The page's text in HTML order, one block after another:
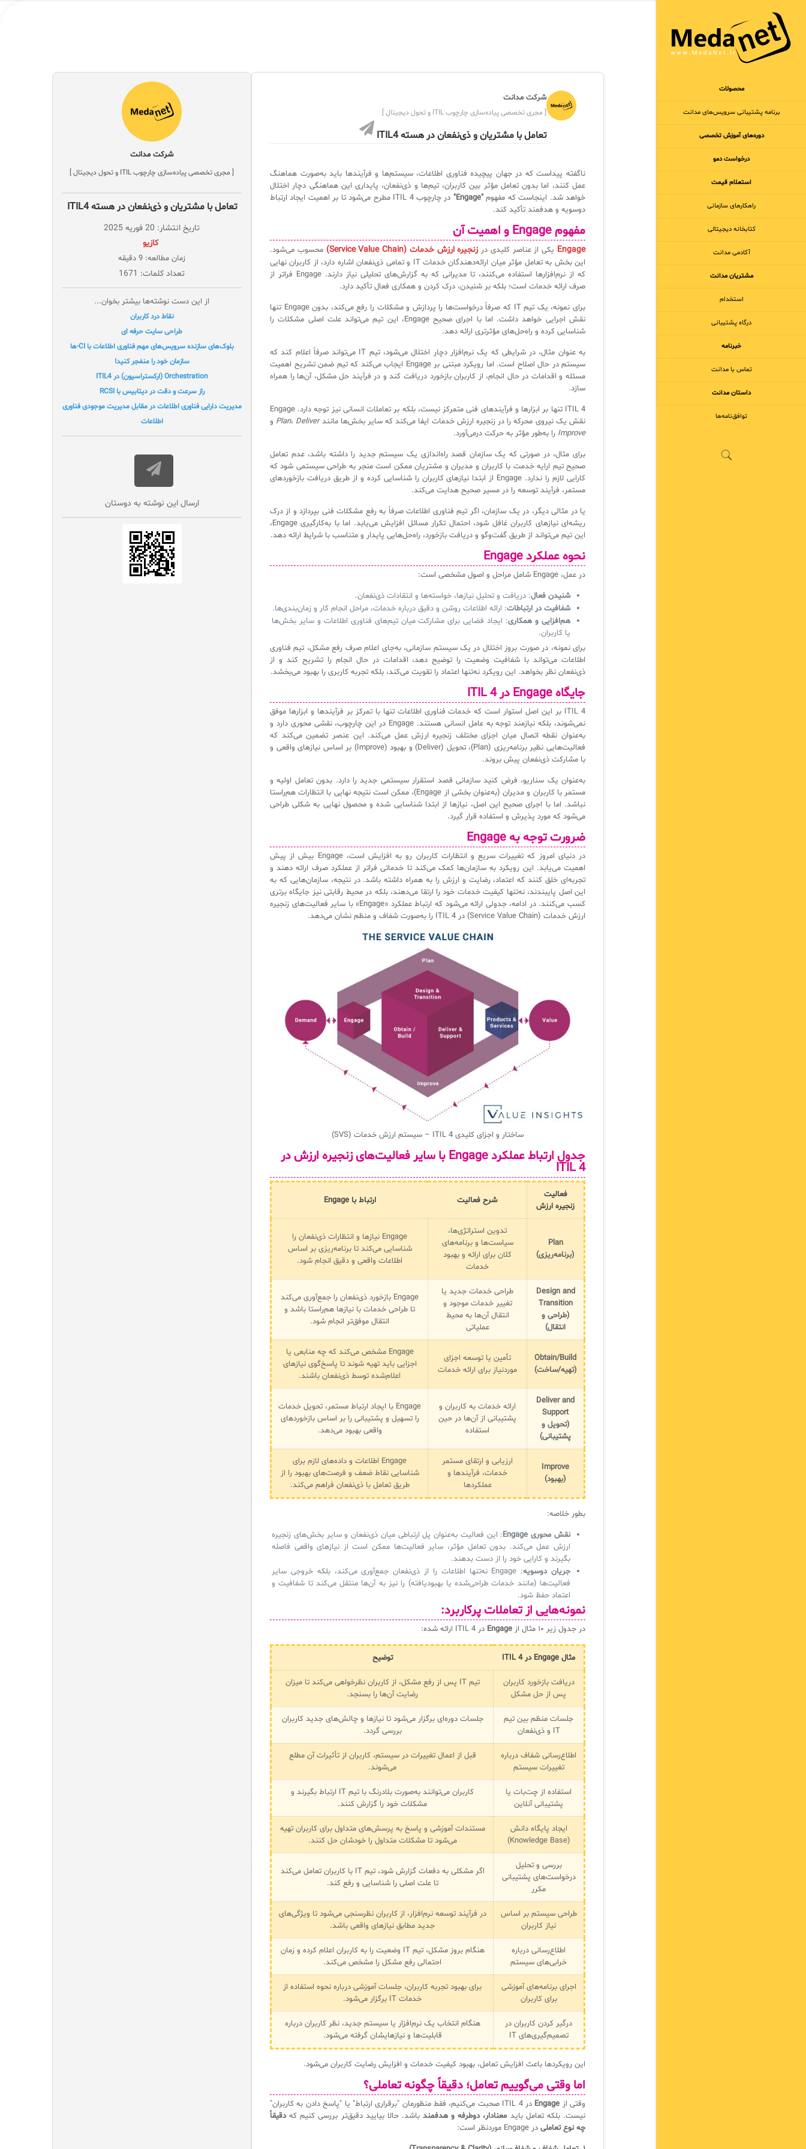
محصولات
برنامه‌ پشتیبانی سرویس‌های مدانت
دوره‌های آموزش تخصصی
درخواست دمو
استعلام قیمت
راهکارهای سازمانی
کتابخانه دیجیتالی
آکادمی مدانت
مشتریان مدانت
استخدام
درگاه پشتیبانی
خبرنامه
تماس با مدانت
داستان مدانت
توافق‌نامه‌ها
شرکت مدانت
[ مجری تخصصی پیاده‌سازی چارچوب ITIL و تحول دیجیتال ]
تعامل با مشتریان و ذی‌نفعان در هسته‌ ITIL4
ناگفته پیداست که در جهان پیچیده فناوری اطلاعات، سیستم‌ها و فرآیندها باید به‌صورت هماهنگ
عمل کنند، اما بدون تعامل مؤثر بین کاربران، تیم‌ها و ذی‌نفعان، پایداری این هماهنگی دچار اختلال
خواهد شد. اینجاست که مفهوم"Engage"
در چارچوب ITIL 4 مطرح می‌شود تا بر اهمیت ایجاد ارتباط
دوسویه و هدفمند تأکید کند.
مفهوم Engage و اهمیت آن
Engage یکی از عناصر کلیدی در زنجیره ارزش خدمات (Service Value Chain)
محسوب می‌شود.
این بخش به تعامل مؤثر میان ارائه‌دهندگان خدمات IT و تمامی ذی‌نفعان اشاره دارد، از کاربران نهایی
که از نرم‌افزارها استفاده می‌کنند، تا مدیرانی که به گزارش‌های تحلیلی نیاز دارند. Engage فراتر از
صرف ارائه خدمات است؛ بلکه بر شنیدن، درک کردن و همکاری فعال تأکید دارد.
برای نمونه، یک تیم IT که صرفاً درخواست‌ها را پردازش و مشکلات را رفع می‌کند، بدون Engage تنها
نقش اجرایی خواهد داشت. اما با اجرای صحیح Engage، این تیم می‌تواند علت اصلی مشکلات را
شناسایی کرده و راه‌حل‌های مؤثرتری ارائه دهد.
به عنوان مثال، در شرایطی که یک نرم‌افزار دچار اختلال می‌شود، تیم IT می‌تواند صرفاً اعلام کند که
سیستم در حال اصلاح است. اما رویکرد مبتنی بر Engage ایجاب می‌کند که تیم ضمن تشریح اهمیت
مسئله و اقدامات در حال انجام، از کاربران بازخورد دریافت کند و در فرآیند حل مشکل، آن‌ها را همراه
سازد.
ITIL 4 تنها بر ابزارها و فرآیندهای فنی متمرکز نیست، بلکه بر تعاملات انسانی نیز توجه دارد. Engage
نقش یک نیروی محرکه را در زنجیره ارزش خدمات ایفا می‌کند که سایر بخش‌ها مانند
Plan، Deliver
و
Improve را به‌طور مؤثر به حرکت درمی‌آورد.
برای مثال، در صورتی که یک سازمان قصد راه‌اندازی یک سیستم جدید را داشته باشد، عدم تعامل
صحیح تیم ارایه خدمت با کاربران و مدیران و مشتریان ممکن است منجر به طراحی سیستمی شود که
کارایی لازم را ندارد. Engage از ابتدا نیازهای کاربران را شناسایی کرده و از طریق دریافت بازخوردهای
مستمر، فرآیند توسعه را در مسیر صحیح هدایت می‌کند.
یا در مثالی دیگر، در یک سازمان، اگر تیم فناوری اطلاعات صرفاً به رفع مشکلات فنی بپردازد و از درک
ریشه‌ای نیازهای کاربران غافل شود، احتمال تکرار مسائل افزایش می‌یابد. اما با به‌کارگیری Engage،
این تیم می‌تواند از طریق گفت‌وگو و دریافت بازخورد، راه‌حل‌هایی پایدار و متناسب با شرایط ارائه دهد.
نحوه عملکرد Engage
در عمل، Engage شامل مراحل و اصول مشخصی است:
شنیدن فعال: دریافت و تحلیل نیازها، خواسته‌ها و انتقادات ذی‌نفعان.
شفافیت در ارتباطات: ارائه اطلاعات روشن و دقیق درباره خدمات، مراحل انجام کار و زمان‌بندی‌ها.
هم‌افزایی و همکاری: ایجاد فضایی برای مشارکت میان تیم‌های فناوری اطلاعات و سایر بخش‌ها
یا کاربران.
برای نمونه، در صورت بروز اختلال در یک سیستم سازمانی، به‌جای اعلام صرف رفع مشکل، تیم فناوری
اطلاعات می‌تواند با شفافیت وضعیت را توضیح دهد، اقدامات در حال انجام را تشریح کند و از
ذی‌نفعان نظر بخواهد. این رویکرد نه‌تنها اعتماد را تقویت می‌کند، بلکه تجربه کاربری را بهبود می‌بخشد.
جایگاه Engage در ITIL 4
ITIL 4 بر این اصل استوار است که خدمات فناوری اطلاعات تنها با تمرکز بر فرآیندها و ابزارها موفق
نمی‌شوند، بلکه نیازمند توجه به عامل انسانی هستند. Engage در این چارچوب، نقشی محوری دارد و
به‌عنوان نقطه اتصال میان اجزای مختلف زنجیره ارزش عمل می‌کند. این عنصر تضمین می‌کند که
فعالیت‌هایی نظیر برنامه‌ریزی (Plan)، تحویل (Deliver) و بهبود (Improve) بر اساس نیازهای واقعی و
با مشارکت ذی‌نفعان پیش بروند.
به‌عنوان یک سناریو، فرض کنید سازمانی قصد استقرار سیستمی جدید را دارد. بدون تعامل اولیه و
مستمر با کاربران و مدیران (به‌عنوان بخشی از Engage)، ممکن است نتیجه نهایی با انتظارات هم‌راستا
نباشد. اما با اجرای صحیح این اصل، نیازها از ابتدا شناسایی شده و محصول نهایی به شکلی طراحی
می‌شود که مورد پذیرش و استفاده قرار گیرد.
ضرورت توجه به Engage
در دنیای امروز که تغییرات سریع و انتظارات کاربران رو به افزایش است، Engage بیش از پیش
اهمیت می‌یابد. این رویکرد به سازمان‌ها کمک می‌کند تا خدماتی فراتر از عملکرد صرف ارائه دهند و
تجربه‌ای خلق کنند که اعتماد، رضایت و ارزش را به همراه داشته باشد. در نتیجه، سازمان‌هایی که به
این اصل پایبندند، نه‌تنها کیفیت خدمات خود را ارتقا می‌دهند، بلکه در محیط رقابتی نیز جایگاه برتری
کسب می‌کنند. در ادامه، جدولی ارائه می‌شود که ارتباط عملکرد «Engage» با سایر فعالیت‌های زنجیره
ارزش خدمات (Service Value Chain) در ITIL 4 را به‌صورت شفاف و منظم نشان می‌دهد.
ساختار و اجزای کلیدی ITIL 4 – سیستم ارزش خدمات (SVS)
جدول ارتباط عملکرد Engage با سایر فعالیت‌های زنجیره ارزش در
ITIL 4
فعالیت
زنجیره ارزش
شرح فعالیت ارتباط با Engage
Plan
(برنامه‌ریزی)
تدوین استراتژی‌ها،
سیاست‌ها و برنامه‌های
کلان برای ارائه و بهبود
خدمات
Engage نیازها و انتظارات ذی‌نفعان را
شناسایی می‌کند تا برنامه‌ریزی بر اساس
اطلاعات واقعی و دقیق انجام شود.
Design and
Transition
(طراحی و
انتقال)
طراحی خدمات جدید یا
تغییر خدمات موجود و
انتقال آن‌ها به محیط
عملیاتی
Engage بازخورد ذی‌نفعان را جمع‌آوری می‌کند
تا طراحی خدمات با نیازها هم‌راستا باشد و
انتقال موفق‌تر انجام شود.
Obtain/Build
(تهیه/ساخت)
تأمین یا توسعه اجزای
موردنیاز برای ارائه خدمات
Engage مشخص می‌کند که چه منابعی یا
اجزایی باید تهیه شوند تا پاسخ‌گوی نیازهای
اعلام‌شده توسط ذی‌نفعان باشند.
Deliver and
Support
(تحویل و
پشتیبانی)
ارائه خدمات به کاربران و
پشتیبانی از آن‌ها در حین
استفاده
Engage با ایجاد ارتباط مستمر، تحویل خدمات
را تسهیل و پشتیبانی را بر اساس بازخوردهای
واقعی بهبود می‌دهد.
Improve
(بهبود)
ارزیابی و ارتقای مستمر
خدمات، فرآیندها و
عملکردها
Engage اطلاعات و داده‌های لازم برای
شناسایی نقاط ضعف و فرصت‌های بهبود را از
طریق تعامل با ذی‌نفعان فراهم می‌کند.
بطور خلاصه:
نقش محوری Engage
: این فعالیت به‌عنوان پل ارتباطی میان ذی‌نفعان و سایر بخش‌های زنجیره
ارزش عمل می‌کند. بدون تعامل مؤثر، سایر فعالیت‌ها ممکن است از نیازهای واقعی فاصله
بگیرند و کارایی خود را از دست بدهند.
جریان دوسویه
: Engage نه‌تنها اطلاعات را از ذی‌نفعان جمع‌آوری می‌کند، بلکه خروجی سایر
فعالیت‌ها (مانند خدمات طراحی‌شده یا بهبودیافته) را نیز به آن‌ها منتقل می‌کند تا شفافیت و
اعتماد حفظ شود.
نمونه‌هایی از تعاملات پرکاربرد:
در جدول زیر ۱۰ مثال از Engage در ITIL 4 ارائه شده:
مثال Engage در ITIL 4 توضیح
دریافت بازخورد کاربران
پس از حل مشکل
تیم IT پس از رفع مشکل، از کاربران نظرخواهی می‌کند تا میزان
رضایت آن‌ها را بسنجد.
جلسات منظم بین تیم
IT و ذی‌نفعان
جلسات دوره‌ای برگزار می‌شود تا نیازها و چالش‌های جدید کاربران
بررسی گردد.
اطلاع‌رسانی شفاف درباره
تغییرات سیستم
قبل از اعمال تغییرات در سیستم، کاربران از تأثیرات آن مطلع
می‌شوند.
استفاده از چت‌بات یا
پشتیبانی آنلاین
کاربران می‌توانند به‌صورت بلادرنگ با تیم IT ارتباط بگیرند و
مشکلات خود را گزارش کنند.
ایجاد پایگاه دانش
(Knowledge Base)
مستندات آموزشی و پاسخ به پرسش‌های متداول برای کاربران تهیه
می‌شود تا مشکلات متداول را خودشان حل کنند.
بررسی و تحلیل
درخواست‌های پشتیبانی
مکرر
اگر مشکلی به دفعات گزارش شود، تیم IT با کاربران تعامل می‌کند
تا علت اصلی را شناسایی و رفع کند.
طراحی سیستم بر اساس
نیاز کاربران
در فرآیند توسعه نرم‌افزار، از کاربران نظرسنجی می‌شود تا ویژگی‌های
جدید مطابق نیازهای واقعی باشد.
اطلاع‌رسانی درباره
خرابی‌های سیستم
هنگام بروز مشکل، تیم IT وضعیت را به کاربران اعلام کرده و زمان
احتمالی رفع مشکل را مشخص می‌کند.
اجرای برنامه‌های آموزشی
برای کاربران
برای بهبود تجربه کاربران، جلسات آموزشی درباره نحوه استفاده از
خدمات IT برگزار می‌شود.
درگیر کردن کاربران در
تصمیم‌گیری‌های IT
هنگام انتخاب یک نرم‌افزار یا سیستم جدید، نظر کاربران درباره
قابلیت‌ها و نیازهایشان گرفته می‌شود.
این رویکردها باعث افزایش تعامل، بهبود کیفیت خدمات و افزایش رضایت کاربران می‌شود.
اما وقتی می‌گوییم تعامل؛ دقیقاً چگونه تعاملی؟
وقتی از Engage
در ITIL 4 صحبت می‌کنیم، فقط منظورمان "برقراری ارتباط" یا "پاسخ دادن به کاربران"
نیست. بلکه تعامل باید معنادار، دوطرفه و هدفمندباشد. حالا بیایید دقیق‌تر بررسی کنیم کهدقیقاً
چه نوع تعاملی در Engage موردنظر است:
شرکت مدانت
[ مجری تخصصی پیاده‌سازی چارچوب ITIL و تحول دیجیتال ]
تعامل با مشتریان و ذی‌نفعان در هسته‌ ITIL4
تاریخ انتشار: 20 فوریه 2025
‌ کازیو
زمان مطالعه: 9 دقیقه
تعداد کلمات: 1671
از این دست نوشته‌ها بیشتر بخوان...
نقاط درد کاربران
طراحی سایت حرفه ای
بلوک‌های سازنده سرویس‌های مهم فناوری اطلاعات با CI-ها
سازمان خود را منفجر کنید!
Orchestration (ارکستراسیون) در ITIL4
راز سرعت و دقت در دیتابیس با RCSI
مدیریت دارایی فناوری اطلاعات در مقابل مدیریت موجودی فناوری
اطلاعات
ارسال این نوشته به دوستان‌